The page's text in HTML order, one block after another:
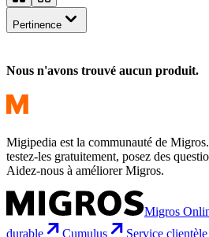
Pertinence
Nous n'avons trouvé aucun produit.
Migipedia est la communauté de
testez-les gratuitement, posez des
Aidez-nous à améliorer Migros.
Migros
durable
Cumulus Service clientèle